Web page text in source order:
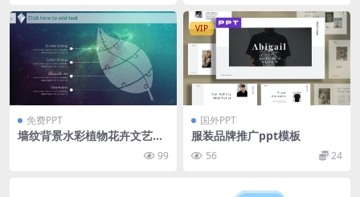
免费PPT
墙纹背景水彩植物花卉文艺清
99
VIP
国外PPT
服装品牌推广ppt模板
56 24